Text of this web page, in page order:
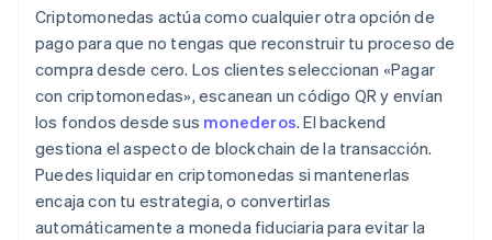
Criptomonedas actúa como cualquier otra opción de
pago para que no tengas que reconstruir tu proceso de
compra desde cero. Los clientes seleccionan «Pagar
con criptomonedas», escanean un código QR y envían
los fondos desde sus monederos. El backend
gestiona el aspecto de blockchain de la transacción.
Puedes liquidar en criptomonedas si mantenerlas
encaja con tu estrategia, o convertirlas
automáticamente a moneda fiduciaria para evitar la